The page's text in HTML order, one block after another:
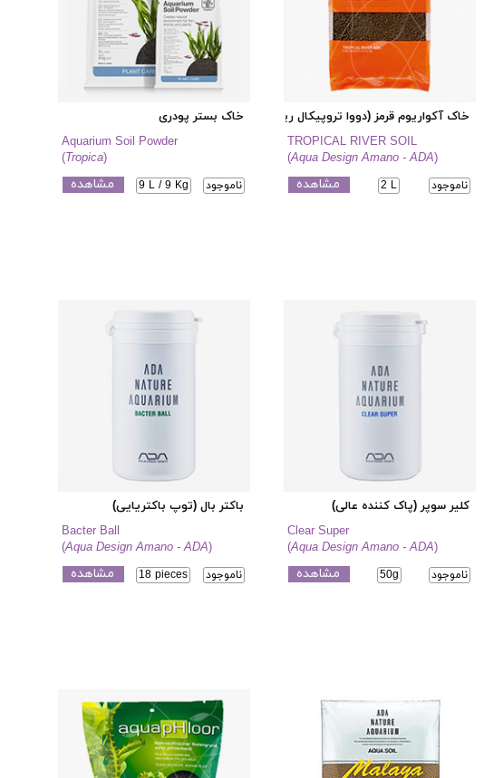
خاک آکواریوم قرمز (دووا تروپیکال ریور سویل)
TROPICAL RIVER SOIL
(Aqua Design Amano - ADA)
ناموجود 2 L مشاهده
خاک بستر پودری
Aquarium Soil Powder
(Tropica)
ناموجود 9 L / 9 Kg مشاهده
کلیر سوپر (پاک کننده عالی)
Clear Super
(Aqua Design Amano - ADA)
ناموجود 50g مشاهده
باکتر بال (توپ باکتریایی)
Bacter Ball
(Aqua Design Amano - ADA)
ناموجود 18 pieces مشاهده